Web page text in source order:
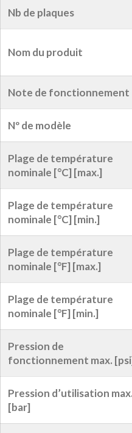
Nb de plaques
Nom du produit
Note de fonctionnement
Nº de modèle
Plage de température
nominale [°C] [max.]
Plage de température
nominale [°C] [min.]
Plage de température
nominale [°F] [max.]
Plage de température
nominale [°F] [min.]
Pression de
fonctionnement max.
Pression d’utilisation max.
[bar]